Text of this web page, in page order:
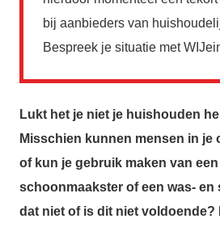
bij aanbieders van
Bespreek je situatie met
Lukt het je niet je huishouden
Misschien kunnen mensen in je
of kun je gebruik maken van
schoonmaakster of een was-
dat niet of is dit niet voldoende?